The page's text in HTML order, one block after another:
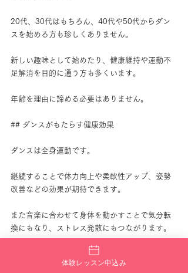
20代、30代はもちろん、40代や50代からダン
スを始める方も珍しくありません。
新しい趣味として始めたり、健康維持や運動不
足解消を目的に通う方も多くいます。
年齢を理由に諦める必要はありません。
## ダンスがもたらす健康効果
ダンスは全身運動です。
継続することで体力向上や柔軟性アップ、姿勢
改善などの効果が期待できます。
また音楽に合わせて身体を動かすことで気分転
換にもなり、ストレス発散にもつながります。
仕事や学校の疲れをリセットできる時間とし
て、ダンスを楽しむ方も多くいます。
体験レッスン申込み